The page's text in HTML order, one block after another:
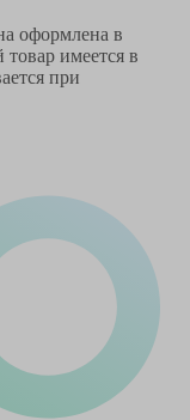
оформлена в
товар имеется в
при